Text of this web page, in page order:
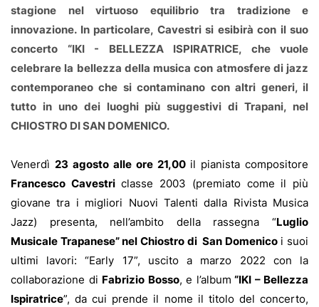
stagione nel virtuoso equilibrio tra tradizione e
innovazione. In particolare, Cavestri si esibirà con il suo
concerto “IKI - BELLEZZA ISPIRATRICE, che vuole
celebrare la bellezza della musica con atmosfere di jazz
contemporaneo che si contaminano con altri generi, il
tutto in uno dei luoghi più suggestivi di Trapani, nel
CHIOSTRO DI SAN DOMENICO.
Venerdì 23 agosto alle ore 21,00 il pianista compositore
Francesco Cavestriclasse 2003 (premiato come il più
giovane tra i migliori Nuovi Talenti dalla Rivista Musica
Jazz) presenta, nell’ambito della rassegna “Luglio
Musicale Trapanese” nel Chiostro di San Domenicoi suoi
ultimi lavori: “Early 17”, uscito a marzo 2022 con la
collaborazione di Fabrizio Bosso, e l’album “IKI – Bellezza
Ispiratrice”, da cui prende il nome il titolo del concerto,